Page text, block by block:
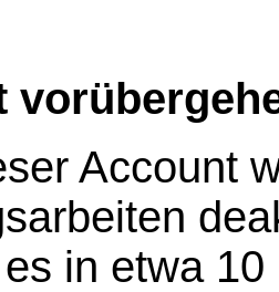
Account
es in etwa